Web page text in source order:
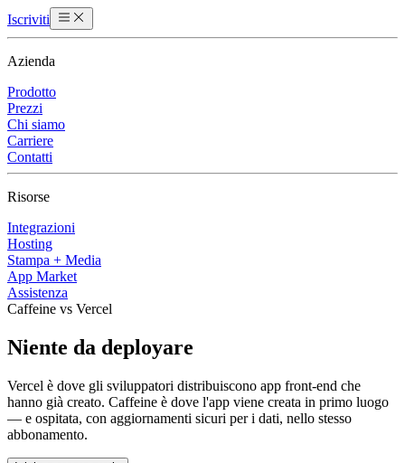
Iscriviti
Azienda
Prodotto
Prezzi
Chi siamo
Carriere
Contatti
Risorse
Integrazioni
Hosting
Stampa + Media
App Market
Assistenza
Caffeine vs Vercel
Niente da deployare
Vercel è dove gli sviluppatori distribuiscono app front-end che
hanno già creato. Caffeine è dove l'app viene creata in primo luogo
— e ospitata, con aggiornamenti sicuri per i dati, nello stesso
abbonamento.